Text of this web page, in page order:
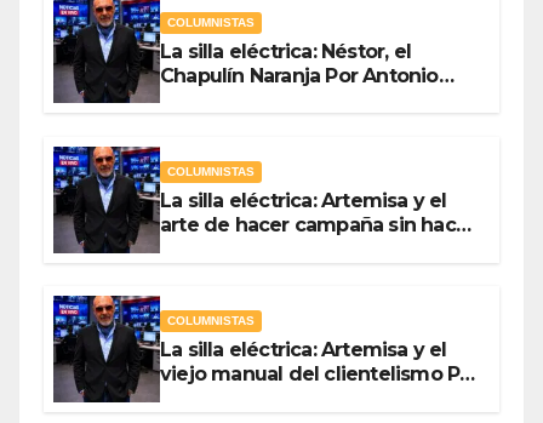
COLUMNISTAS
La silla eléctrica: Néstor, el
Chapulín Naranja Por Antonio
COLUMNISTAS
La silla eléctrica: Artemisa y el
arte de hacer campaña sin hacer
COLUMNISTAS
La silla eléctrica: Artemisa y el
viejo manual del clientelismo Por